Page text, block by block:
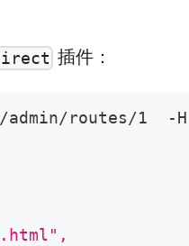
插件：
routes/1  -H